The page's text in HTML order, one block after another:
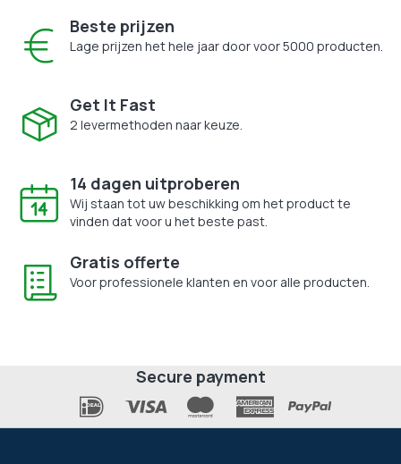
Beste prijzen
Lage prijzen het hele jaar door voor 5000 producten.
Get It Fast
2 levermethoden naar keuze.
14 dagen uitproberen
Wij staan tot uw beschikking om het product te
vinden dat voor u het beste past.
Gratis offerte
Voor professionele klanten en voor alle producten.
Secure payment